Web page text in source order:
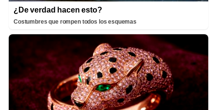
¿De verdad hacen esto?
Costumbres que rompen todos los esquemas